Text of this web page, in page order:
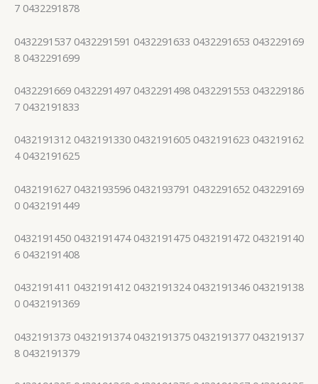
7 0432291878
0432291537 0432291591 0432291633 0432291653 043229169
8 0432291699
0432291669 0432291497 0432291498 0432291553 043229186
7 0432191833
0432191312 0432191330 0432191605 0432191623 043219162
4 0432191625
0432191627 0432193596 0432193791 0432291652 043229169
0 0432191449
0432191450 0432191474 0432191475 0432191472 043219140
6 0432191408
0432191411 0432191412 0432191324 0432191346 043219138
0 0432191369
0432191373 0432191374 0432191375 0432191377 043219137
8 0432191379